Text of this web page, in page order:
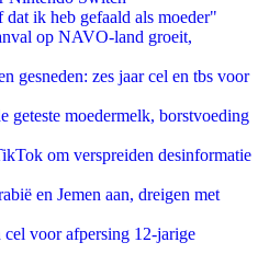
ik heb gefaald als moeder"
op NAVO-land groeit,
gesneden: zes jaar cel en tbs voor
moedermelk, borstvoeding
om verspreiden desinformatie
en Jemen aan, dreigen met
voor afpersing 12-jarige